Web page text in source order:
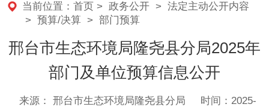
当前位置： 首页 > 政务公开> 法定主动公开内容
> 预算/决算> 部门预算
邢台市生态环境局隆尧县分局2025年
部门及单位预算信息公开
来源： 邢台市生态环境局隆尧县分局
时间：2025-